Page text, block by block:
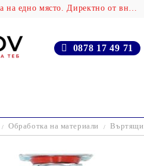
Крабов - Над 100 000 продукта на едно място. Директно от вносителя!
0878 17 49 71
Обработка на материали Въртящи